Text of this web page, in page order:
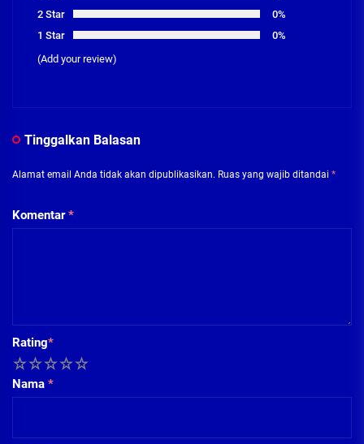
2 Star
0%
1 Star
0%
(Add your review)
Tinggalkan Balasan
Alamat email Anda tidak akan dipublikasikan. Ruas yang wajib ditandai *
Komentar*
Rating*
5
4
3
2
Nama *